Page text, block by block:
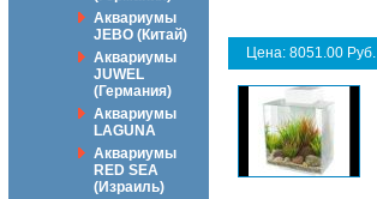
Аквариумы
JEBO (Китай)
Аквариумы
JUWEL
(Германия)
Аквариумы
LAGUNA
Аквариумы
RED SEA
(Израиль)
Цена: 8051.00 Руб.